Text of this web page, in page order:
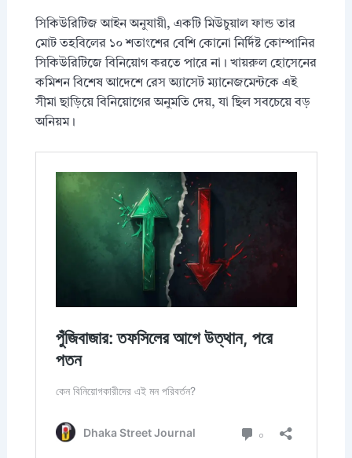
সিকিউরিটিজ আইন অনুযায়ী, একটি মিউচুয়াল ফান্ড তার
মোট তহবিলের ১০ শতাংশের বেশি কোনো নির্দিষ্ট কোম্পানির
সিকিউরিটিজে বিনিয়োগ করতে পারে না। খায়রুল হোসেনের
কমিশন বিশেষ আদেশে রেস অ্যাসেট ম্যানেজমেন্টকে এই
সীমা ছাড়িয়ে বিনিয়োগের অনুমতি দেয়, যা ছিল সবচেয়ে বড়
অনিয়ম।